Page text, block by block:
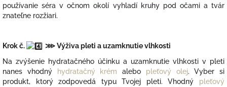
používanie séra v očnom okolí vyhladí kruhy pod očami a tvár
znateľne rozžiari.
Krok č. ⋙Výživa pleti a uzamknutie vlhkosti
Na zvýšenie hydratačného účinku a uzamknutie vlhkosti v pleti
nanes vhodný
hydratačný krém alebo pleťový olej. Vyber si
produkt, ktorý zodpovedá typu Tvojej pleti. Vhodný
pleťový